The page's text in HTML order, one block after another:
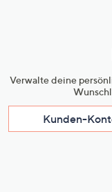
Verwalte deine
Kunden-